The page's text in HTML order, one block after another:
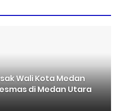
Wali Kota Medan
di Medan Utara